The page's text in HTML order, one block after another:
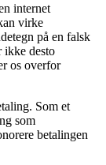
internet
virke
på en falsk
ikke desto
os overfor
Som et
som
betalingen